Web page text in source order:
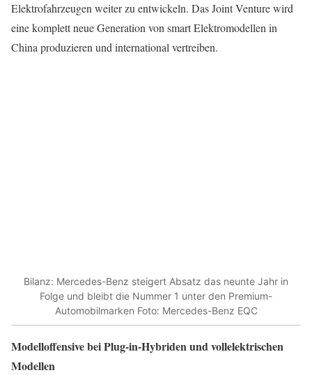
Elektrofahrzeugen weiter zu entwickeln. Das Joint Venture wird
eine komplett neue Generation von smart Elektromodellen in
China produzieren und international vertreiben.
Bilanz: Mercedes-Benz steigert Absatz das neunte Jahr in
Folge und bleibt die Nummer 1 unter den Premium-
Automobilmarken Foto: Mercedes-Benz EQC
Modelloffensive bei Plug-in-Hybriden und vollelektrischen
Modellen